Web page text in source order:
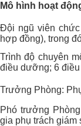
Mô hình hoạt
Đội ngũ viên
hợp đồng), trong
Trình độ chuyên
điều dưỡng; 6
Trưởng Phòng:
Phó trưởng
gia phụ trách giám